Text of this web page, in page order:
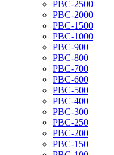
РВС-2500
РВС-2000
РВС-1500
РВС-1000
РВС-900
РВС-800
РВС-700
РВС-600
РВС-500
РВС-400
РВС-300
РВС-250
РВС-200
РВС-150